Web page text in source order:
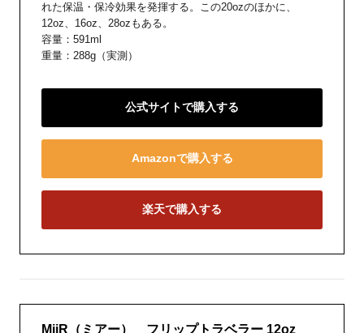
れた保温・保冷効果を発揮する。この20ozのほかに、
12oz、16oz、28ozもある。
容量：591ml
重量：288g（実測）
公式サイトで購入する
Amazonで購入する
楽天で購入する
MiiR（ミアー） フリップトラベラー 12oz